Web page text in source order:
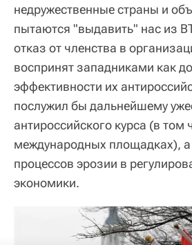
недружественные страны и
пытаются "выдавить" нас из
отказ от членства в
воспринят западниками как
эффективности их
послужил бы дальнейшему
антироссийского курса (в том
международных площадках),
процессов эрозии в
экономики.